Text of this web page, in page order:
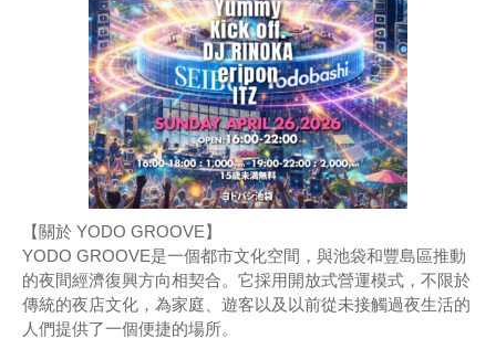
【關於 YODO GROOVE】
YODO GROOVE是一個都市文化空間，與池袋和豐島區推動
的夜間經濟復興方向相契合。它採用開放式營運模式，不限於
傳統的夜店文化，為家庭、遊客以及以前從未接觸過夜生活的
人們提供了一個便捷的場所。